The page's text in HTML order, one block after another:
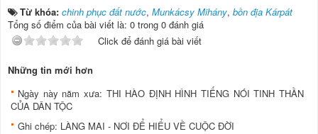
Từ khóa: chinh phục đất nước, Munkácsy Mihány, bồn địa Kárpát
Tổng số điểm của bài viết là: 0 trong 0 đánh giá
Click để đánh giá bài viết
Những tin mới hơn
Ngày này năm xưa: THI HÀO ĐỊNH HÌNH TIẾNG NÓI TINH THẦN
CỦA DÂN TỘC
Ghi chép: LÀNG MAI - NƠI ĐỂ HIỂU VỀ CUỘC ĐỜI